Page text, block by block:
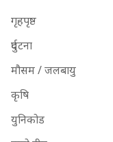
गृहपृष्ठ
दुर्घटना
मौसम / जलबायु
कृषि
युनिकोड